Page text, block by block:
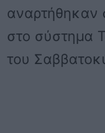
αναρτήθηκαν
στο σύστημα
του